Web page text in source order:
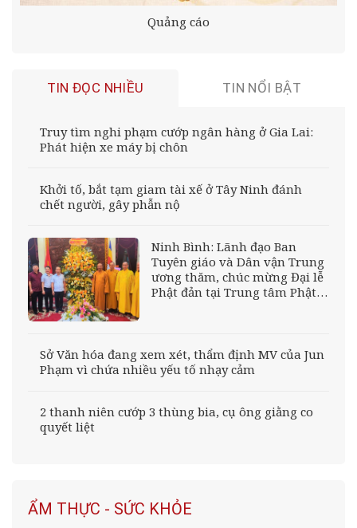
Quảng cáo
TIN ĐỌC NHIỀU TIN NỔI BẬT
Truy tìm nghi phạm cướp ngân hàng ở Gia Lai:
Phát hiện xe máy bị chôn
Khởi tố, bắt tạm giam tài xế ở Tây Ninh đánh
chết người, gây phẫn nộ
Ninh Bình: Lãnh đạo Ban
Tuyên giáo và Dân vận Trung
ương thăm, chúc mừng Đại lễ
Phật đản tại Trung tâm Phật
Sở Văn hóa đang xem xét, thẩm định MV của Jun
Phạm vì chứa nhiều yếu tố nhạy cảm
2 thanh niên cướp 3 thùng bia, cụ ông giằng co
quyết liệt
ẨM THỰC - SỨC KHỎE